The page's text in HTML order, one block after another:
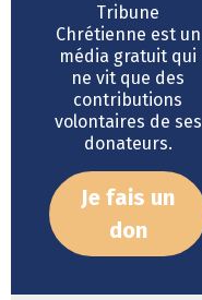
Tribune
Chrétienne est un
média gratuit qui
ne vit que des
contributions
volontaires de ses
donateurs.
Je fais un
don